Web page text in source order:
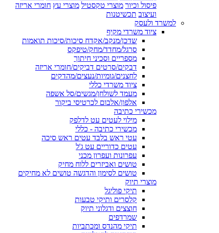
פיסול וכיור מוצרי טקסטיל מוצרי עץ חומרי אריזה
ועיצוב תכשיטנות
למשרד ולעסק
ציוד משרדי מקיף
שדכן/מנקב/אקדח סיכות/סיכות תואמות
סרגל/מחדד/מחק/טיפקס
מספריים וסכיני חיתוך
דבקים/סרטים דביקים/חומרי אריזה
לחצנים/גומיות/נעצים/מהדקים
ציוד משרדי כללי
מעמד לשולחן/מגשים/סל אשפה
אלפון/אלבום לכרטיסי ביקור
מכשירי כתיבה
מילוי לעטים עט לדלפק
מכשירי כתיבה - כללי
עטי ראש בלבד עטים ראש סיכה
עטים כדוריים עט ג'ל
עפרונות ועפרון מכני
טושים ואביזרים ללוח מחיק
טושים לסימון והדגשה טושים לא מחיקים
מוצרי תיוק
תיקי פוליגל
קלסרים ותיקי טבעות
חוצצים ודגלוני תיוק
שמרדפים
תיקי מהנדס ומכתביות